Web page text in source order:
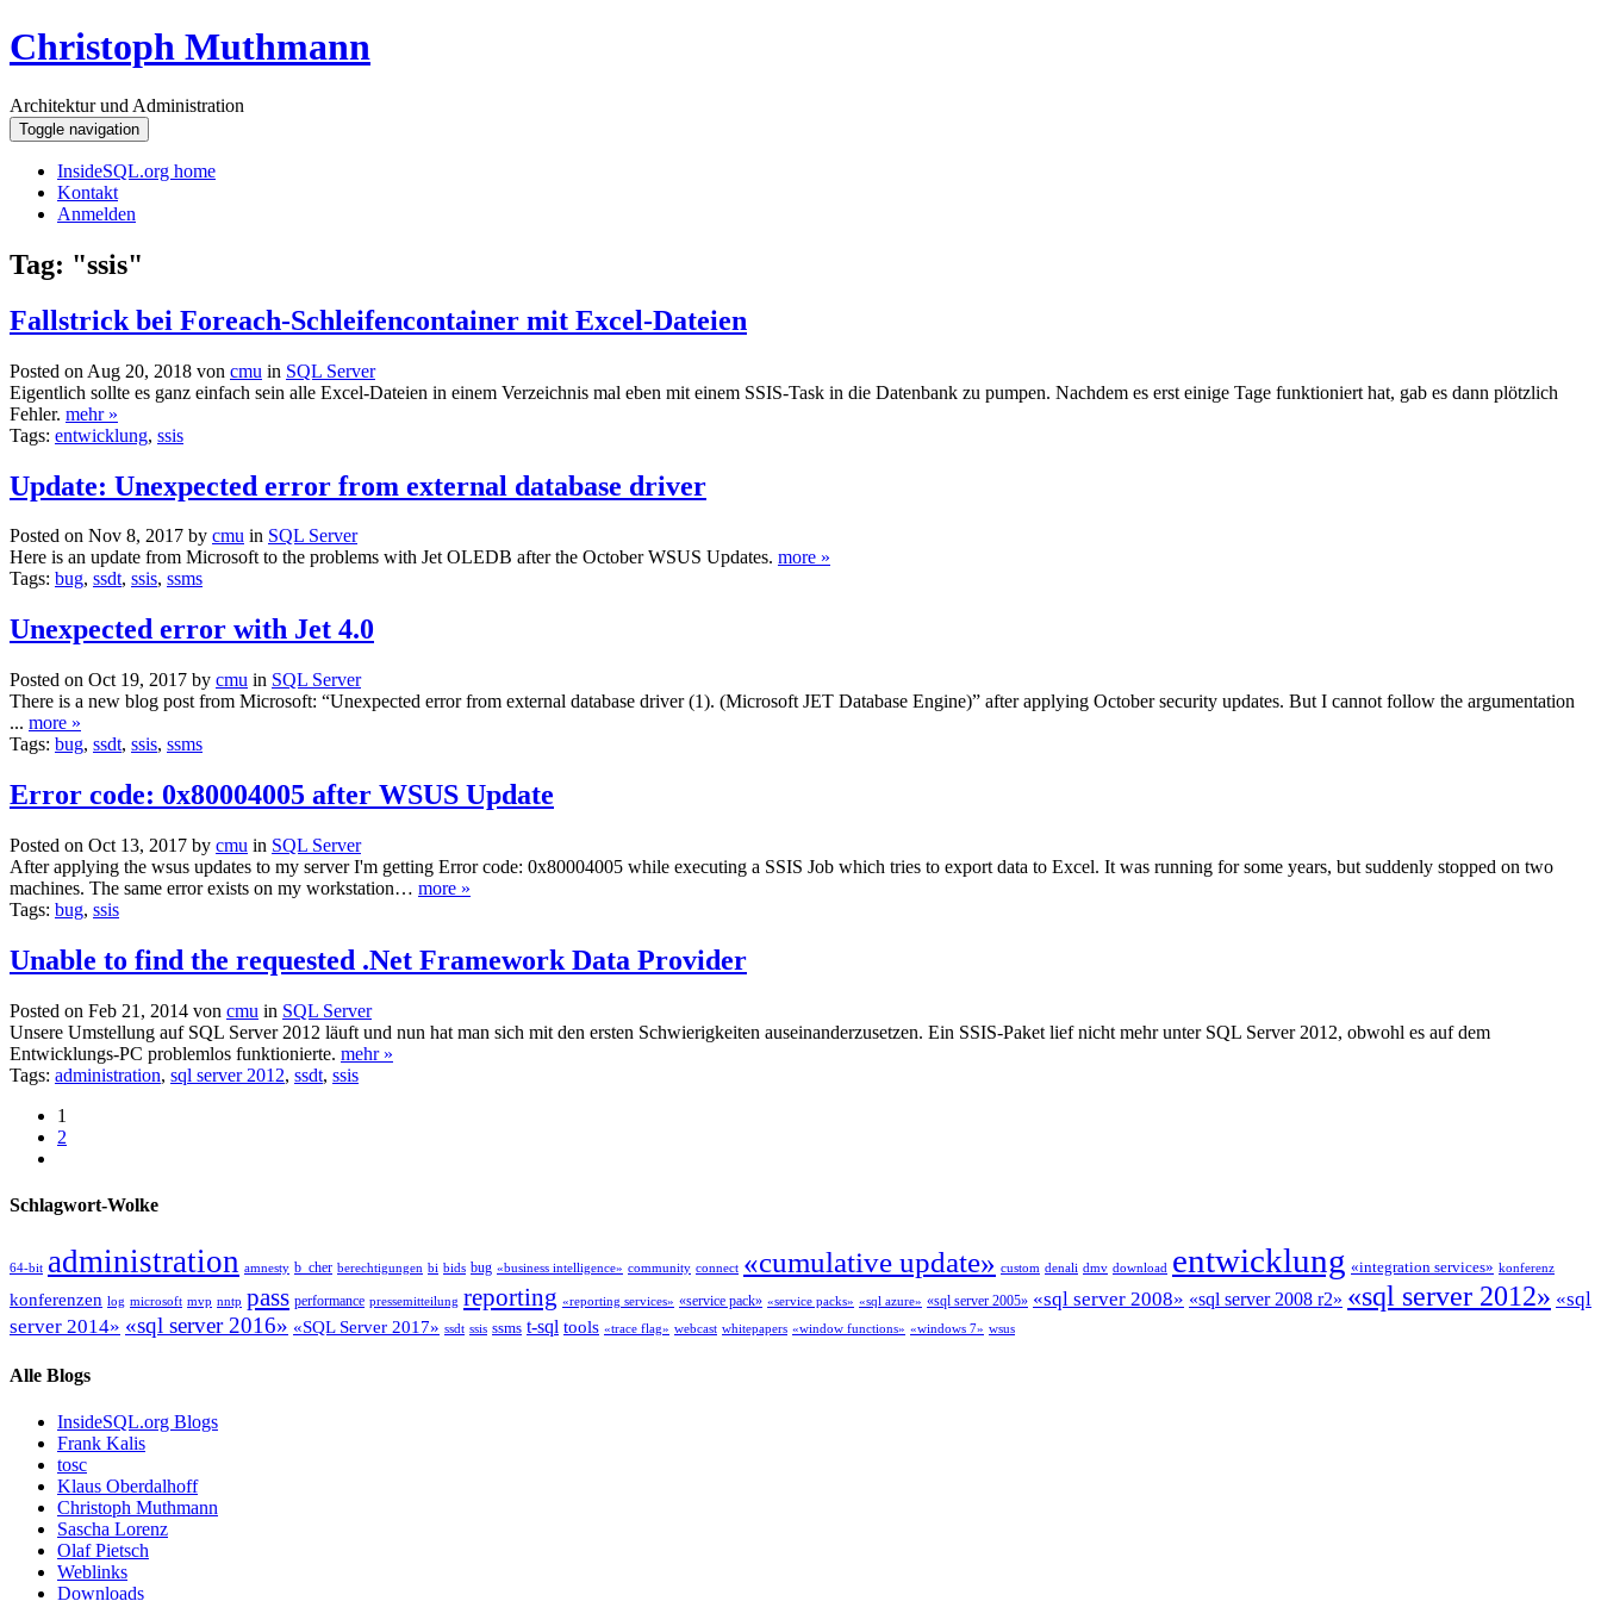
Christoph Muthmann
Architektur und Administration
Toggle navigation
InsideSQL.org home
Kontakt
Anmelden
Tag: "ssis"
Fallstrick bei Foreach-Schleifencontainer mit Excel-Dateien
Posted on Aug 20, 2018 von cmu in SQL Server
Eigentlich sollte es ganz einfach sein alle Excel-Dateien in einem Verzeichnis mal eben mit einem SSIS-Task in die Datenbank zu pumpen. Nachdem es erst einige Tage funktioniert hat, gab es dann plötzlich
Fehler. mehr »
Tags: entwicklung, ssis
Update: Unexpected error from external database driver
Posted on Nov 8, 2017 by cmu in SQL Server
Here is an update from Microsoft to the problems with Jet OLEDB after the October WSUS Updates. more »
Tags: bug, ssdt, ssis, ssms
Unexpected error with Jet 4.0
Posted on Oct 19, 2017 by cmu in SQL Server
There is a new blog post from Microsoft: “Unexpected error from external database driver (1). (Microsoft JET Database Engine)” after applying October security updates. But I cannot follow the argumentation
... more »
Tags: bug, ssdt, ssis, ssms
Error code: 0x80004005 after WSUS Update
Posted on Oct 13, 2017 by cmu in SQL Server
After applying the wsus updates to my server I'm getting Error code: 0x80004005 while executing a SSIS Job which tries to export data to Excel. It was running for some years, but suddenly stopped on two
machines. The same error exists on my workstation… more »
Tags: bug, ssis
Unable to find the requested .Net Framework Data Provider
Posted on Feb 21, 2014 von cmu in SQL Server
Unsere Umstellung auf SQL Server 2012 läuft und nun hat man sich mit den ersten Schwierigkeiten auseinanderzusetzen. Ein SSIS-Paket lief nicht mehr unter SQL Server 2012, obwohl es auf dem
Entwicklungs-PC problemlos funktionierte. mehr »
Tags: administration, sql server 2012, ssdt, ssis
1
2
Schlagwort-Wolke
64-bit administration amnesty b_cher berechtigungen bi bids bug «business intelligence» community connect «cumulative update» custom denali dmv download entwicklung «integration services» konferenz
konferenzen log microsoft mvp nntp pass performance pressemitteilung reporting «reporting services» «service pack» «service packs» «sql azure» «sql server 2005» «sql server 2008» «sql server 2008 r2» «sql server 2012» «sql
server 2014» «sql server 2016» «SQL Server 2017» ssdt ssis ssms t-sql tools «trace flag» webcast whitepapers «window functions» «windows 7» wsus
Alle Blogs
InsideSQL.org Blogs
Frank Kalis
tosc
Klaus Oberdalhoff
Christoph Muthmann
Sascha Lorenz
Olaf Pietsch
Weblinks
Downloads